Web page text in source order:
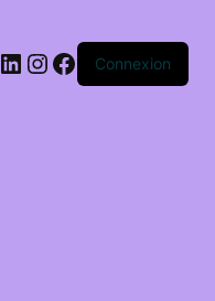
LinkedIn
Instagram
Facebook
Connexion